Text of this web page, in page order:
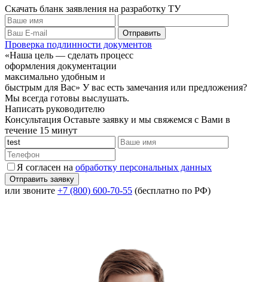
Скачать бланк заявления на разработку ТУ
Проверка подлинности документов
«Наша цель — сделать процесс
оформления документации
максимально удобным и
быстрым для Вас» У вас есть замечания или предложения?
Мы всегда готовы выслушать.
Написать руководителю
Консультация Оставьте заявку и мы свяжемся с Вами в
течение 15 минут
Я согласен на обработку персональных данных
или звоните +7 (800) 600-70-55 (бесплатно по РФ)